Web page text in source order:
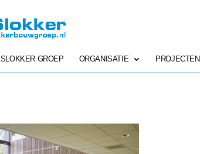
SLOKKER GROEP ORGANISATIE PROJECTEN